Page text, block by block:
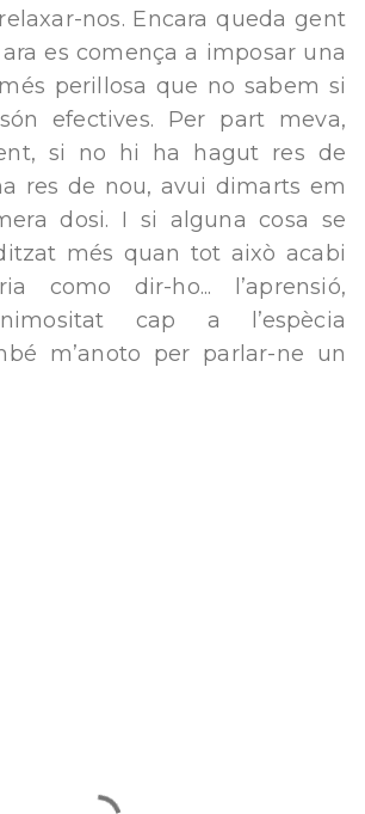
nos. Encara queda gent
es comença a imposar una
perillosa que no sabem si
efectives. Per part meva,
si no hi ha hagut res de
res de nou, avui dimarts em
dosi. I si alguna cosa se
més quan tot això acabi
como dir-ho... l’aprensió,
cap a l’espècia
m’anoto per parlar-ne un